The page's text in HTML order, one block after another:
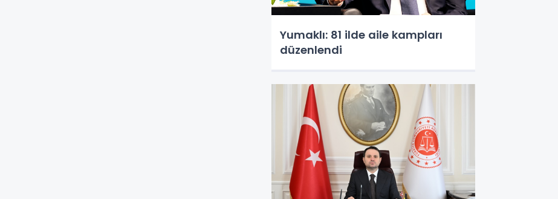
Yumaklı: 81 ilde aile kampları
düzenlendi